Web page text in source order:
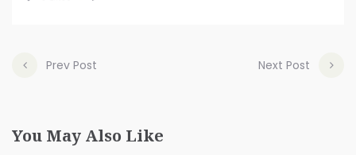
Prev Post Next Post
You May Also Like